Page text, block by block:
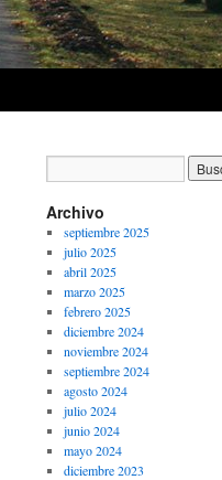
Archivo
septiembre 2025
julio 2025
abril 2025
marzo 2025
febrero 2025
diciembre 2024
noviembre 2024
septiembre 2024
agosto 2024
julio 2024
junio 2024
mayo 2024
diciembre 2023